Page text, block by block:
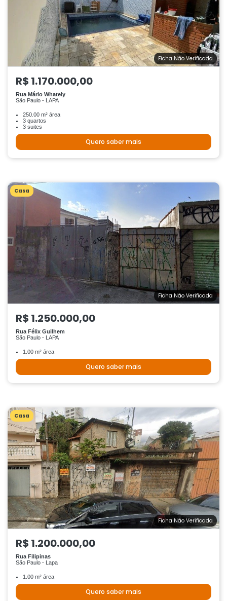
Ficha Não Verificada
R$ 1.170.000,00
Rua Mário Whately
São Paulo - LAPA
250.00 m² área
3 quartos
3 suites
Quero saber mais
Casa
Ficha Não Verificada
R$ 1.250.000,00
Rua Félix Guilhem
São Paulo - LAPA
1.00 m² área
Quero saber mais
Casa
Ficha Não Verificada
R$ 1.200.000,00
Rua Filipinas
São Paulo - Lapa
1.00 m² área
Quero saber mais